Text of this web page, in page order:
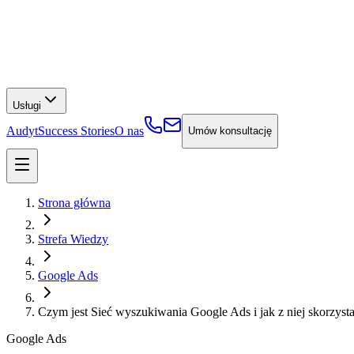
Usługi
AudytSuccess StoriesO nas Umów konsultację
Strona główna
Strefa Wiedzy
Google Ads
Czym jest Sieć wyszukiwania Google Ads i jak z niej
Google Ads